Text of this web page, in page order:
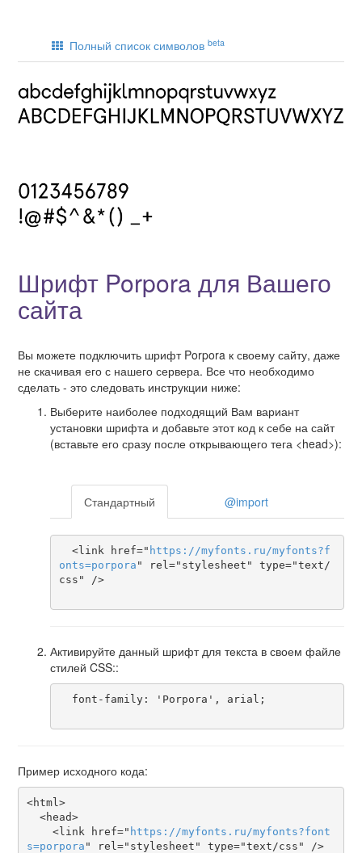
Полный список символов beta
Шрифт Porpora для Вашего
сайта
Вы можете подключить шрифт Porpora к своему сайту, даже
не скачивая его с нашего сервера. Все что необходимо
сделать - это следовать инструкции ниже:
Выберите наиболее подходящий Вам вариант
установки шрифта и добавьте этот код к себе на сайт
(вставьте его сразу после открывающего тега <head>):
Стандартный @import
  <link href="
https ://myfonts . ru /myfonts?f
onts=porpora " rel="stylesheet" type="text/
css" />
Активируйте данный шрифт для текста в своем файле
стилей CSS::
Пример исходного кода:
<html>
    <link href="
https ://myfonts . ru /myfonts?font
s=porpora " rel="stylesheet" type="text/css" />